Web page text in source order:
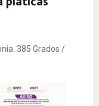
385 Grados /